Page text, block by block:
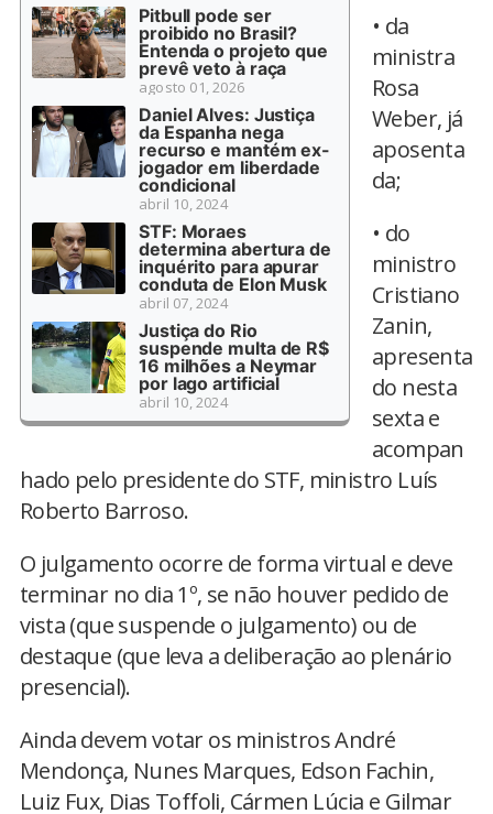
Pitbull pode ser
proibido no Brasil?
Entenda o projeto que
prevê veto à raça
agosto 01, 2026
Daniel Alves: Justiça
da Espanha nega
recurso e mantém ex-
jogador em liberdade
condicional
abril 10, 2024
STF: Moraes
determina abertura de
inquérito para apurar
conduta de Elon Musk
abril 07, 2024
Justiça do Rio
suspende multa de R$
16 milhões a Neymar
por lago artificial
abril 10, 2024
• da
ministra
Rosa
Weber, já
aposenta
da;
• do
ministro
Cristiano
Zanin,
apresenta
do nesta
sexta e
acompan
hado pelo presidente do STF, ministro Luís
Roberto Barroso.
O julgamento ocorre de forma virtual e deve
terminar no dia 1º, se não houver pedido de
vista (que suspende o julgamento) ou de
destaque (que leva a deliberação ao plenário
presencial).
Ainda devem votar os ministros André
Mendonça, Nunes Marques, Edson Fachin,
Luiz Fux, Dias Toffoli, Cármen Lúcia e Gilmar